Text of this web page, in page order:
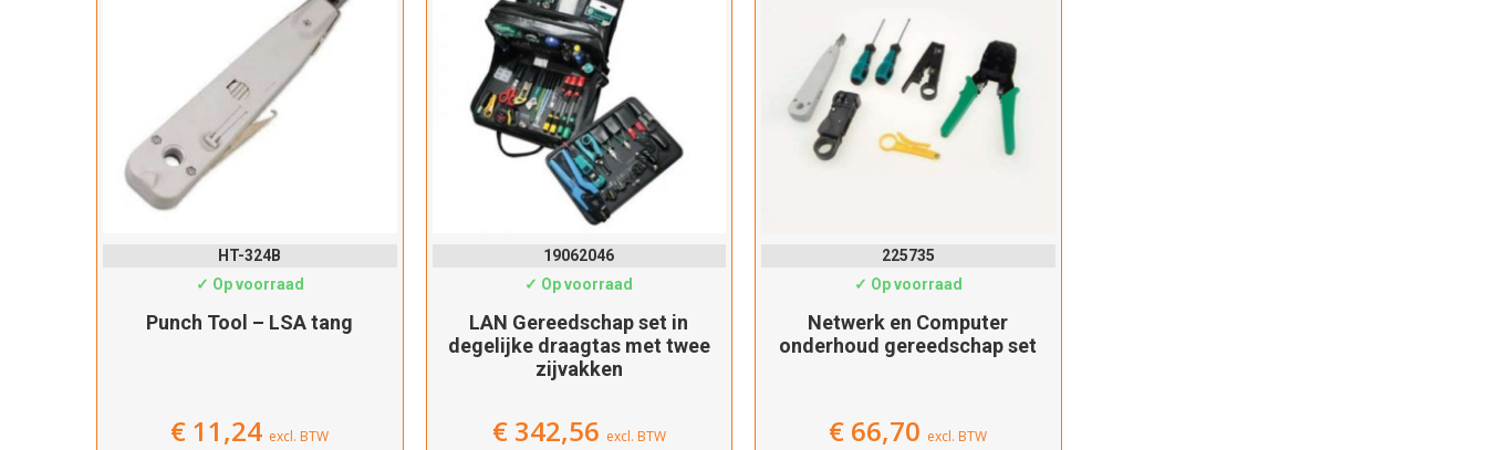
HT-324B
✓ Op voorraad
Punch Tool – LSA tang
€ 11,24 excl. BTW
19062046
✓ Op voorraad
LAN Gereedschap set in
degelijke draagtas met twee
zijvakken
€342,56 excl. BTW
225735
✓ Op voorraad
Netwerk en Computer
onderhoud gereedschap set
€ 66,70 excl. BTW
Verder winkelen Afrekenen